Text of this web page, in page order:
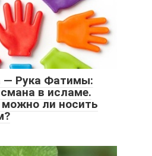
— Рука Фатимы:
в исламе.
ли носить